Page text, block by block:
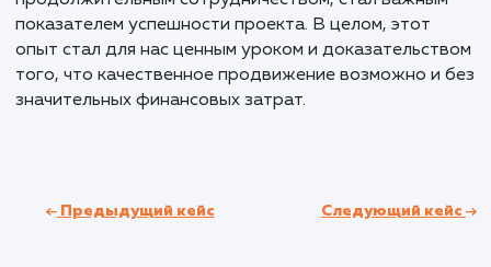
Результаты и KPI
эффективного маркетинга в высококонкурентной